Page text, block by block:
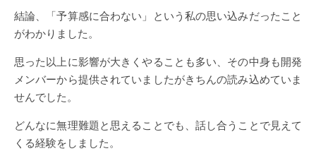
結論、「予算感に合わない」という私の思い込みだったこと
がわかりました。
思った以上に影響が大きくやることも多い、その中身も開発
メンバーから提供されていましたがきちんの読み込めていま
せんでした。
どんなに無理難題と思えることでも、話し合うことで見えて
くる経験をしました。